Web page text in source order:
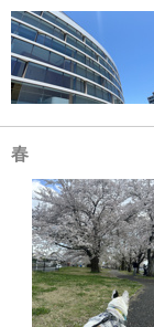
春